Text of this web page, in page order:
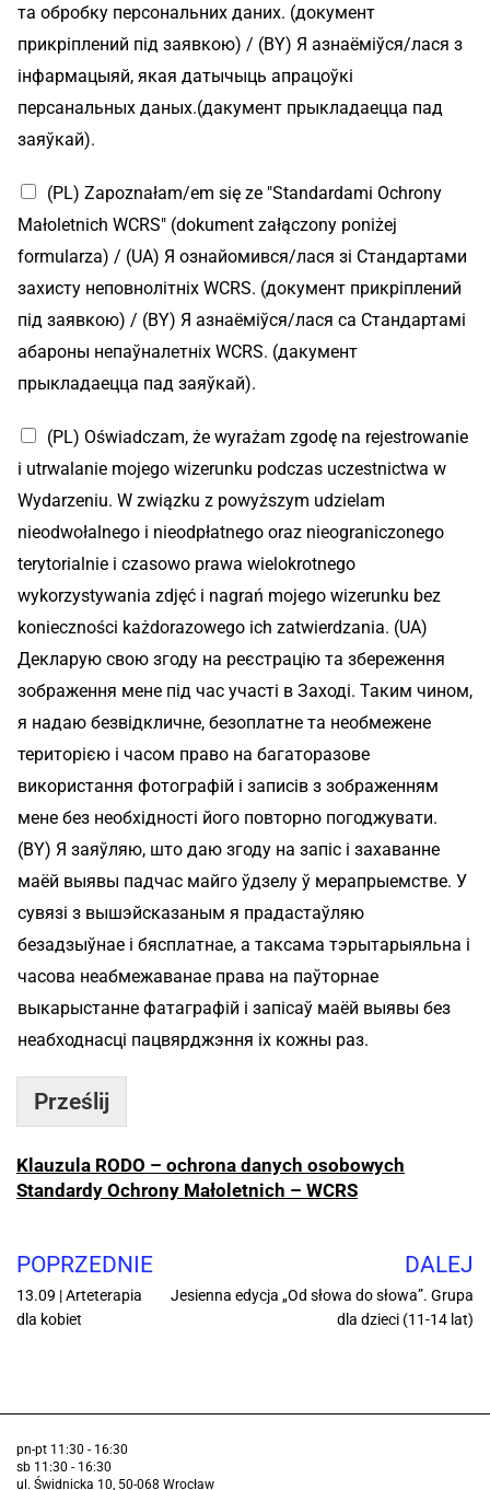
та обробку персональних даних. (документ
прикріплений під заявкою) / (BY) Я азнаёміўся/лася з
інфармацыяй, якая датычыць апрацоўкі
персанальных даных.(дакумент прыкладаецца пад
заяўкай).
(PL) Zapoznałam/em się ze "Standardami Ochrony
Małoletnich WCRS" (dokument załączony poniżej
formularza) / (UA) Я ознайомився/лася зі Стандартами
захисту неповнолітніх WCRS. (документ прикріплений
під заявкою) / (BY) Я азнаёміўся/лася са Стандартамі
абароны непаўналетніх WCRS. (дакумент
прыкладаецца пад заяўкай).
(PL) Oświadczam, że wyrażam zgodę na rejestrowanie
i utrwalanie mojego wizerunku podczas uczestnictwa w
Wydarzeniu. W związku z powyższym udzielam
nieodwołalnego i nieodpłatnego oraz nieograniczonego
terytorialnie i czasowo prawa wielokrotnego
wykorzystywania zdjęć i nagrań mojego wizerunku bez
konieczności każdorazowego ich zatwierdzania. (UA)
Декларую свою згоду на реєстрацію та збереження
зображення мене під час участі в Заході. Таким чином,
я надаю безвідкличне, безоплатне та необмежене
територією і часом право на багаторазове
використання фотографій і записів з зображенням
мене без необхідності його повторно погоджувати.
(BY) Я заяўляю, што даю згоду на запіс і захаванне
маёй выявы падчас майго ўдзелу ў мерапрыемстве. У
сувязі з вышэйсказаным я прадастаўляю
безадзыўнае і бясплатнае, а таксама тэрытарыяльна і
часова неабмежаванае права на паўторнае
выкарыстанне фатаграфій і запісаў маёй выявы без
неабходнасці пацвярджэння іх кожны раз.
Prześlij
Klauzula RODO – ochrona danych osobowych
Standardy Ochrony Małoletnich – WCRS
POPRZEDNIE
13.09 | Arteterapia
dla kobiet
DALEJ
Jesienna edycja „Od słowa do słowa”. Grupa
dla dzieci (11-14 lat)
pn-pt 11:30 - 16:30
sb 11:30 - 16:30
ul. Świdnicka 10, 50-068 Wrocław